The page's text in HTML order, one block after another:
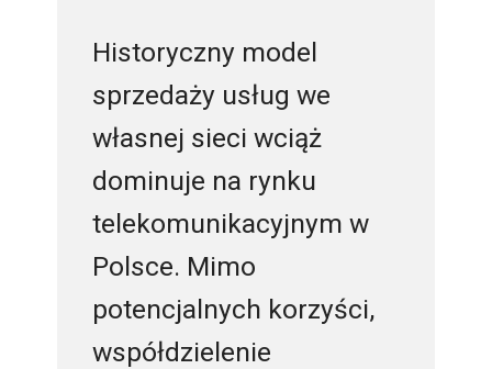
Historyczny model
sprzedaży usług we
własnej sieci wciąż
dominuje na rynku
telekomunikacyjnym w
Polsce. Mimo
potencjalnych korzyści,
współdzielenie